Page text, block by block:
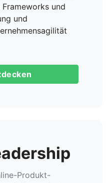
Frameworks und
und
Produkt-